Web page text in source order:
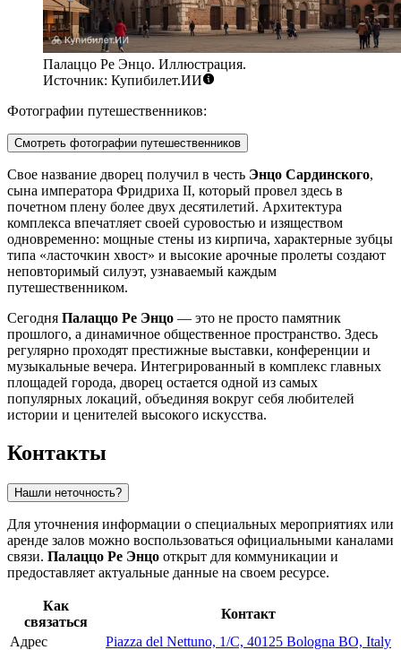
Палаццо Ре Энцо. Иллюстрация.
Источник: Купибилет.ИИ
Фотографии путешественников:
Смотреть фотографии путешественников
Свое название дворец получил в честь Энцо Сардинского,
сына императора Фридриха II, который провел здесь в
почетном плену более двух десятилетий. Архитектура
комплекса впечатляет своей суровостью и изяществом
одновременно: мощные стены из кирпича, характерные зубцы
типа «ласточкин хвост» и высокие арочные пролеты создают
неповторимый силуэт, узнаваемый каждым
путешественником.
Сегодня Палаццо Ре Энцо — это не просто памятник
прошлого, а динамичное общественное пространство. Здесь
регулярно проходят престижные выставки, конференции и
музыкальные вечера. Интегрированный в комплекс главных
площадей города, дворец остается одной из самых
популярных локаций, объединяя вокруг себя любителей
истории и ценителей высокого искусства.
Контакты
Нашли неточность?
Для уточнения информации о специальных мероприятиях или
аренде залов можно воспользоваться официальными каналами
связи. Палаццо Ре Энцо открыт для коммуникации и
предоставляет актуальные данные на своем ресурсе.
Как
связаться
Контакт
Адрес
Piazza del Nettuno, 1/C, 40125 Bologna BO, Italy